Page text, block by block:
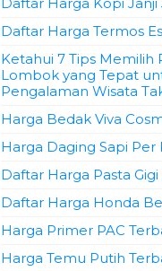
Daftar Harga Termos
Ketahui 7 Tips Memilih
Lombok yang Tepat
Pengalaman Wisata
Harga Bedak Viva
Harga Daging Sapi Per
Daftar Harga Pasta
Daftar Harga Honda
Harga Primer PAC
Harga Temu Putih